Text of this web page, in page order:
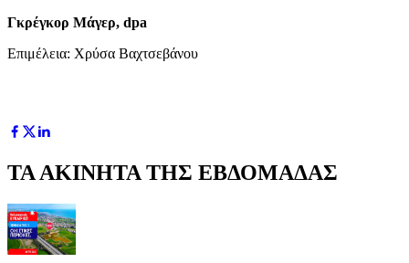
Γκρέγκορ Μάγερ, dpa
Επιμέλεια: Χρύσα Βαχτσεβάνου
ΤΑ ΑΚΙΝΗΤΑ ΤΗΣ ΕΒΔΟΜΑΔΑΣ